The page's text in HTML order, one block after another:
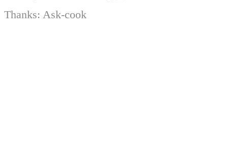
Thanks: Ask-cook